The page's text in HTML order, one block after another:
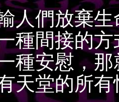
們放棄生
種間接的
種安慰，
天堂的所有